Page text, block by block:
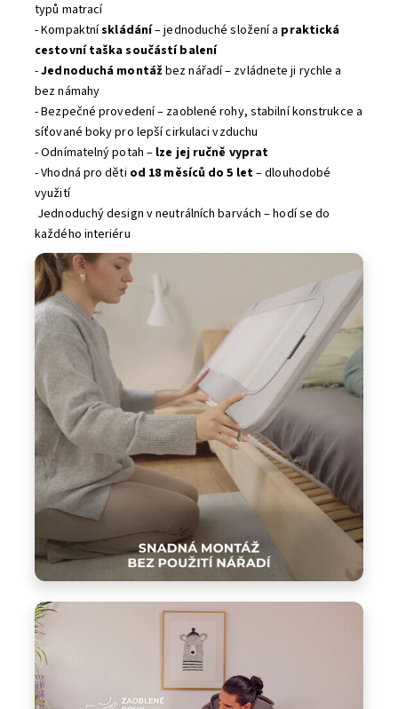
typů matrací
- Kompaktnískládání– jednoduché složení a praktická
cestovní taška součástí balení
-Jednoduchá montáž bez nářadí – zvládnete ji rychle a
bez námahy
- Bezpečné provedení – zaoblené rohy, stabilní konstrukce a
síťované boky pro lepší cirkulaci vzduchu
- Odnímatelný potah – lze jej ručně vyprat
- Vhodná pro děti od 18 měsíců do 5 let– dlouhodobé
využití
Jednoduchý design v neutrálních barvách – hodí se do
každého interiéru